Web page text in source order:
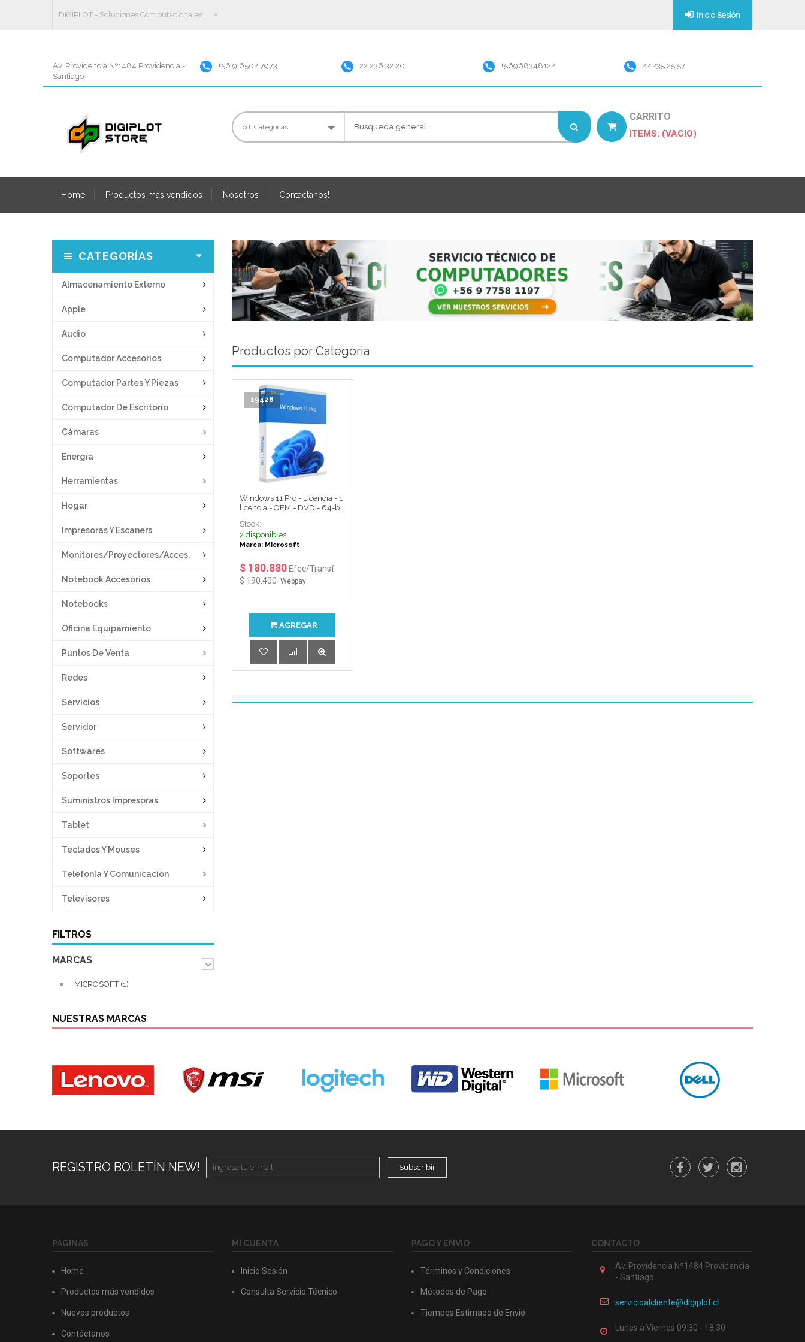
DIGIPLOT - Soluciones Computacionales Inicio Sesión
Av. Providencia Nº1484 Providencia -
Santiago
+56 9 6502 7973 22 236 32 20 +56968348122 22 235 25 57
CARRITO
ITEMS: (VACIO)
Home Productos más vendidos Nosotros Contactanos!
CATEGORÍAS
Almacenamiento Externo
Apple
Audio
Computador Accesorios
Computador Partes Y Piezas
Computador De Escritorio
Cámaras
Energía
Herramientas
Hogar
Impresoras Y Escaners
Monitores/proyectores/acces.
Notebook Accesorios
Notebooks
Oficina Equipamiento
Puntos De Venta
Redes
Servicios
Servidor
Softwares
Soportes
Suministros Impresoras
Tablet
Teclados Y Mouses
Telefonía Y Comunicación
Televisores
FILTROS
MARCAS
MICROSOFT (1)
Productos por Categoria
19428
Windows 11 Pro - Licencia - 1
licencia - OEM - DVD - 64-bit
Stock:
2 disponibles
Marca: Microsoft
$ 180.880 Efec/Transf
$ 190.400 Webpay
AGREGAR
NUESTRAS MARCAS
REGISTRO BOLETÍN NEW! Subscribir
PAGINAS
Home
Productos más vendidos
Nuevos productos
Contáctanos
MI CUENTA
Inicio Sesión
Consulta Servicio Técnico
PAGO Y ENVÍO
Términos y Condiciones
Métodos de Pago
Tiempos Estimado de Envió
CONTACTO
Av. Providencia Nº1484 Providencia
- Santiago
servicioalcliente@digiplot.cl
Lunes a Viernes 09:30 - 18:30